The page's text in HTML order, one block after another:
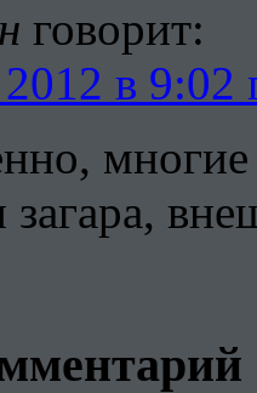
говорит:
в 9:02
загара,